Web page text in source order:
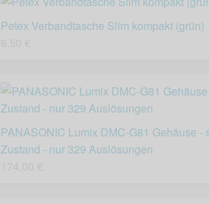
Petex Verbandtasche Slim kompakt (grün)
PANASONIC Lumix DMC-G81 Gehäuse -
Zustand - nur 329 Auslösungen